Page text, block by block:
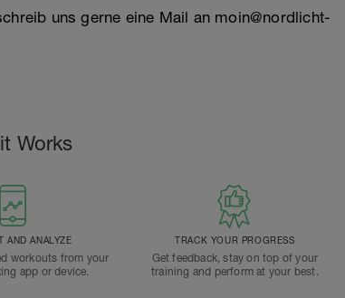
uns gerne eine Mail an moin@nordlicht-
Works
AND ANALYZE
workouts from your
app or device.
TRACK YOUR PROGRESS
Get feedback, stay on top of your
training and perform at your best.